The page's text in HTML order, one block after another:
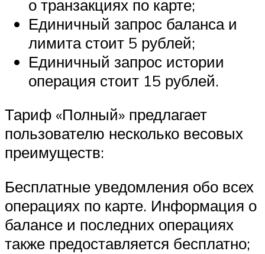
о транзакциях по карте;
Единичный запрос баланса и
лимита стоит 5 рублей;
Единичный запрос истории
операция стоит 15 рублей.
Тариф «Полный» предлагает
пользователю несколько весовых
преимуществ:
Бесплатные уведомления обо всех
операциях по карте. Информация о
балансе и последних операциях
также предоставляется бесплатно;